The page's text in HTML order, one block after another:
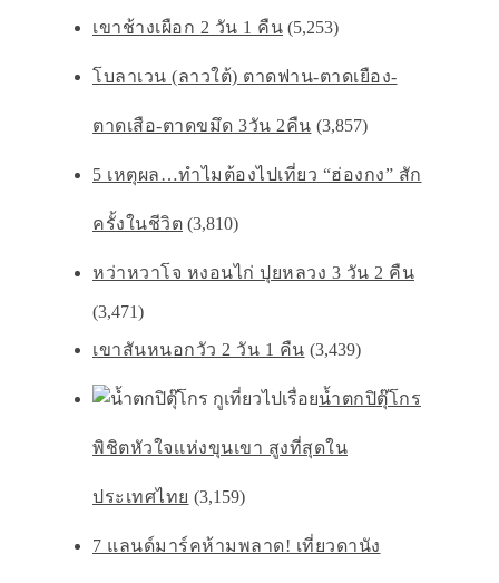
เขาช้างเผือก 2 วัน 1 คืน (5,253)
โบลาเวน (ลาวใต้) ตาดฟาน-ตาดเยือง-
ตาดเสือ-ตาดขมึด 3วัน 2คืน (3,857)
5 เหตุผล…ทำไมต้องไปเที่ยว “ฮ่องกง” สัก
ครั้งในชีวิต (3,810)
หว่าหวาโจ หงอนไก่ ปุยหลวง 3 วัน 2 คืน
(3,471)
เขาสันหนอกวัว 2 วัน 1 คืน (3,439)
น้ำตกปิตุ๊โกร
พิชิตหัวใจเเห่งขุนเขา สูงที่สุดใน
ประเทศไทย (3,159)
7 แลนด์มาร์คห้ามพลาด! เที่ยวดานัง